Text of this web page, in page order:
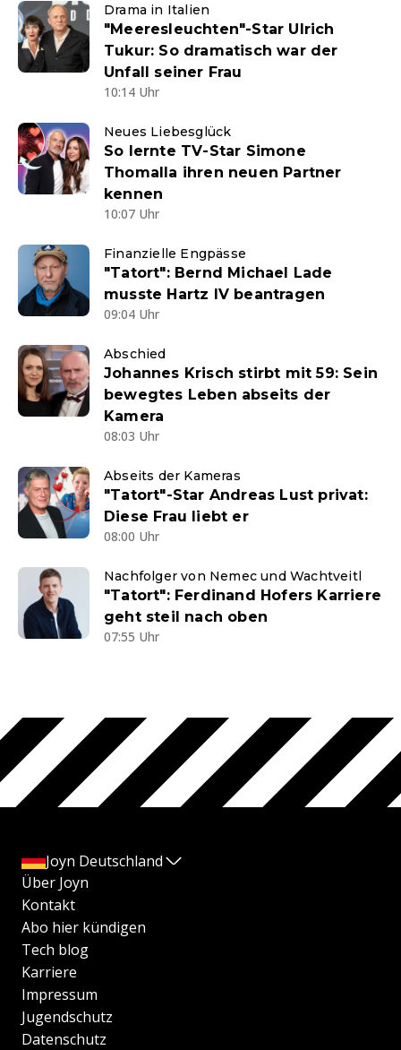
Drama in Italien
"Meeresleuchten"-Star Ulrich
Tukur: So dramatisch war der
Unfall seiner Frau
10:14 Uhr
Neues Liebesglück
So lernte TV-Star Simone
Thomalla ihren neuen Partner
kennen
10:07 Uhr
Finanzielle Engpässe
"Tatort": Bernd Michael Lade
musste Hartz IV beantragen
09:04 Uhr
Abschied
Johannes Krisch stirbt mit 59: Sein
bewegtes Leben abseits der
Kamera
08:03 Uhr
Abseits der Kameras
"Tatort"-Star Andreas Lust privat:
Diese Frau liebt er
08:00 Uhr
Nachfolger von Nemec und Wachtveitl
"Tatort": Ferdinand Hofers Karriere
geht steil nach oben
07:55 Uhr
Joyn Deutschland
Über Joyn
Kontakt
Abo hier kündigen
Tech blog
Karriere
Impressum
Jugendschutz
Datenschutz